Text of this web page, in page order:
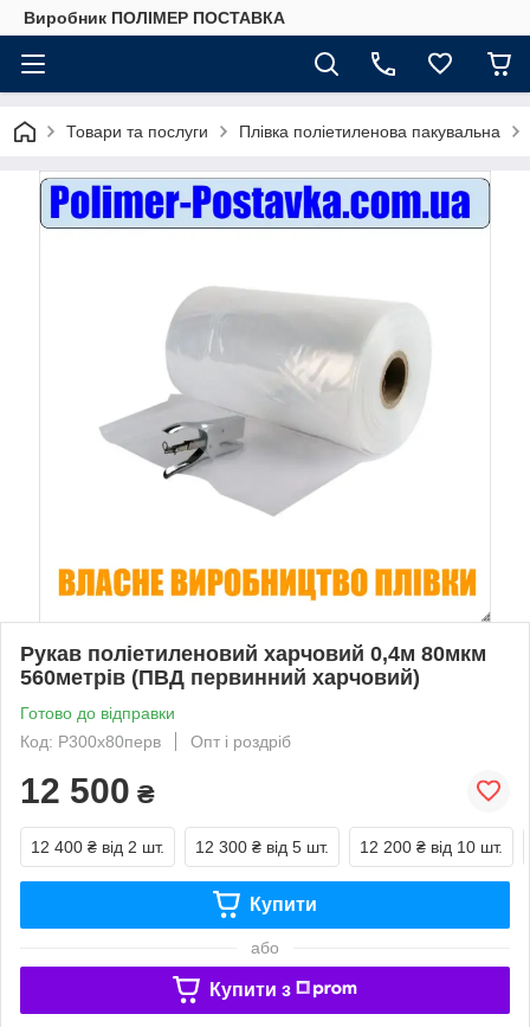
Виробник ПОЛІМЕР ПОСТАВКА
Товари та послуги Плівка поліетиленова пакувальна
Рукав поліетиленовий харчовий 0,4м 80мкм
560метрів (ПВД первинний харчовий)
Готово до відправки
Код: Р300х80перв
Опт і роздріб
12 500 ₴
12 400 ₴ від 2 шт. 12 300 ₴ від 5 шт. 12 200 ₴ від 10 шт.
Купити
або
Купити з